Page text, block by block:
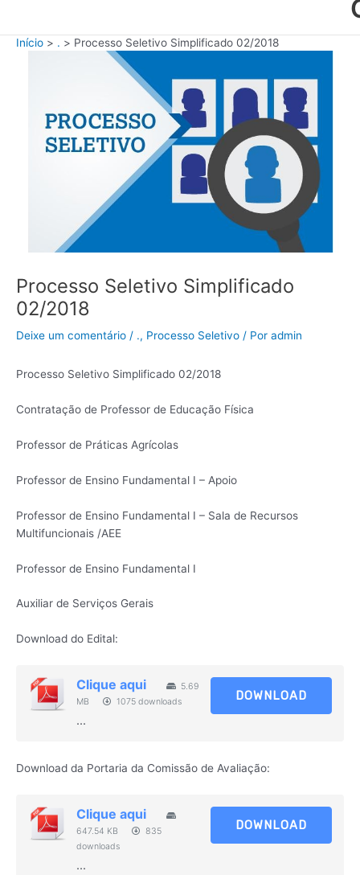
Início . Processo Seletivo Simplificado 02/2018
Processo Seletivo Simplificado
02/2018
Deixe um comentário / ., Processo Seletivo / Por admin
Processo Seletivo Simplificado 02/2018
Contratação de Professor de Educação Física
Professor de Práticas Agrícolas
Professor de Ensino Fundamental I – Apoio
Professor de Ensino Fundamental I – Sala de Recursos
Multifuncionais /AEE
Professor de Ensino Fundamental I
Auxiliar de Serviços Gerais
Download do Edital:
Clique aqui
5.69
MB
1075 downloads
...
DOWNLOAD
Download da Portaria da Comissão de Avaliação:
Clique aqui
647.54 KB
835
downloads
...
DOWNLOAD